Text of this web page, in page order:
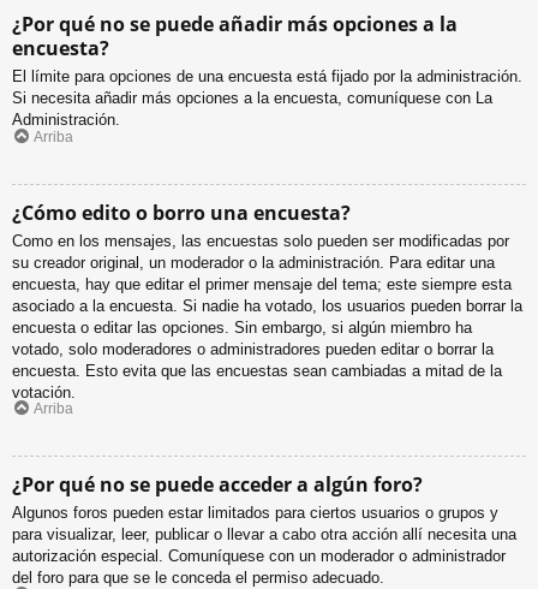
¿Por qué no se puede añadir más opciones a la
encuesta?
El límite para opciones de una encuesta está fijado por la administración.
Si necesita añadir más opciones a la encuesta, comuníquese con La
Administración.
Arriba
¿Cómo edito o borro una encuesta?
Como en los mensajes, las encuestas solo pueden ser modificadas por
su creador original, un moderador o la administración. Para editar una
encuesta, hay que editar el primer mensaje del tema; este siempre esta
asociado a la encuesta. Si nadie ha votado, los usuarios pueden borrar la
encuesta o editar las opciones. Sin embargo, si algún miembro ha
votado, solo moderadores o administradores pueden editar o borrar la
encuesta. Esto evita que las encuestas sean cambiadas a mitad de la
votación.
Arriba
¿Por qué no se puede acceder a algún foro?
Algunos foros pueden estar limitados para ciertos usuarios o grupos y
para visualizar, leer, publicar o llevar a cabo otra acción allí necesita una
autorización especial. Comuníquese con un moderador o administrador
del foro para que se le conceda el permiso adecuado.